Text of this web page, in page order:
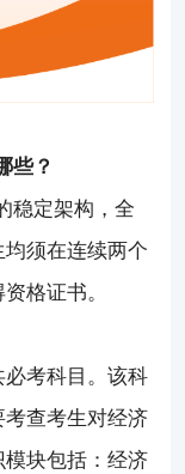
些？
稳定架构，全
须在连续两个
格证书。
考科目。该科
查考生对经济
块包括：经济